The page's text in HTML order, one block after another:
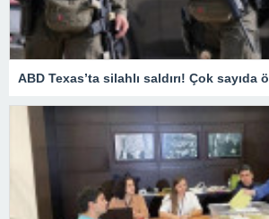
ABD Texas’ta silahlı saldırı! Çok sayıda